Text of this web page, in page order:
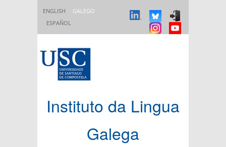
ENGLISH
GALEGO
ESPAÑOL
Instituto da Lingua
Galega